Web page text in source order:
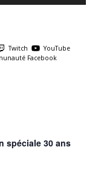
Twitch
YouTube
Facebook
spéciale 30 ans